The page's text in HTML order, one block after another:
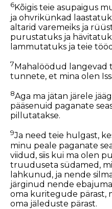
6Kõigis teie asupaigus
ja ohvrikünkad
altarid varemeiks ja
purustatuks ja
lammutatuks ja teie
7Mahalöödud langevad
tunnete, et mina olen
8Aga ma jätan järele
pääsenuid paganate
pillutatakse.
9Ja need teie hulgast,
minu peale paganate
viidud, siis kui ma olen
truuduseta südamed,
lahkunud, ja nende
järginud nende
oma kuritegude pärast,
oma jäleduste pärast.